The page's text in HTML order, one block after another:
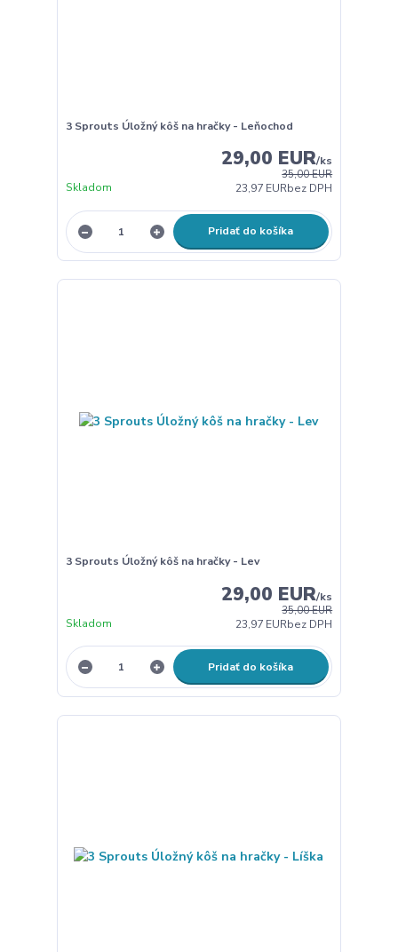
3 Sprouts Úložný kôš na hračky - Leňochod
35,00 EUR
29,00 EUR/ks
23,97 EURbez DPH
Skladom
Pridať do košíka
3 Sprouts Úložný kôš na hračky - Lev
35,00 EUR
29,00 EUR/ks
23,97 EURbez DPH
Skladom
Pridať do košíka